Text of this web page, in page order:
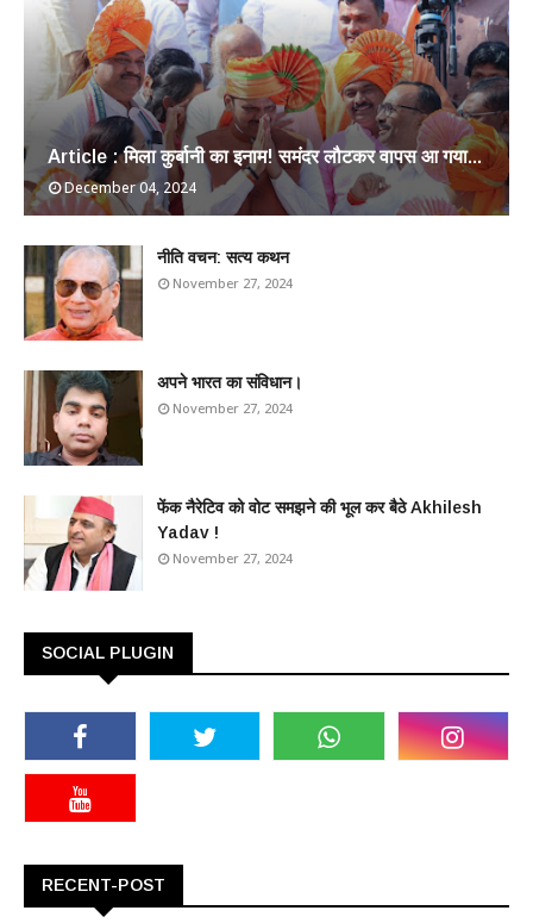
Article : मिला कुर्बानी का इनाम! समंदर लौटकर वापस आ गया...
December 04, 2024
​नीति वचन: सत्य कथन
November 27, 2024
अपने भारत का संविधान।
November 27, 2024
फेंक नैरेटिव को वोट समझने की भूल कर बैठे Akhilesh
Yadav !
November 27, 2024
SOCIAL PLUGIN
RECENT-POST